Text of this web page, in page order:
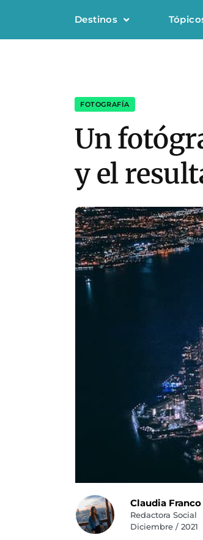
Destinos
FOTOGRAFÍA
Un
y el
Claudia
Redactora Social
Diciembre / 2021